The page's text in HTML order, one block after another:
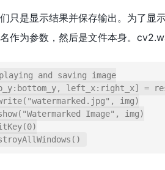
只是显示结果并保存输出。为了
作为参数，然后是文件本身。
and saving image
left_x:right_x] =
img)
Image", img)